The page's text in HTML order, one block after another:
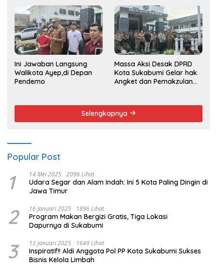
Ini Jawaban Langsung
Walikota Ayep,di Depan
Pendemo
Massa Aksi Desak DPRD
Kota Sukabumi Gelar hak
Angket dan Pemakzulan
Selengkapnya
Popular Post
1 14 Mei 2025 2096 Lihat
Udara Segar dan Alam Indah: Ini 5 Kota Paling Dingin di
Jawa Timur
2 16 Januari 2025 1896 Lihat
Program Makan Bergizi Gratis, Tiga Lokasi
Dapurnya di Sukabumi
3 13 Januari 2025 1649 Lihat
Inspiratif!! Aldi Anggota Pol PP Kota Sukabumi Sukses
Bisnis Kelola Limbah